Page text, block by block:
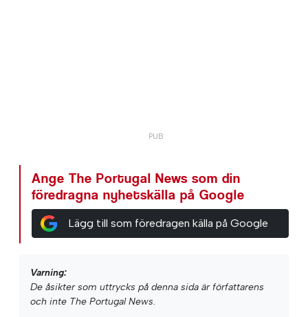
Ange The Portugal News som din
föredragna nyhetskälla på Google
Lägg till som föredragen källa på Google
Varning:
De åsikter som uttrycks på denna sida är författarens
och inte The Portugal News.